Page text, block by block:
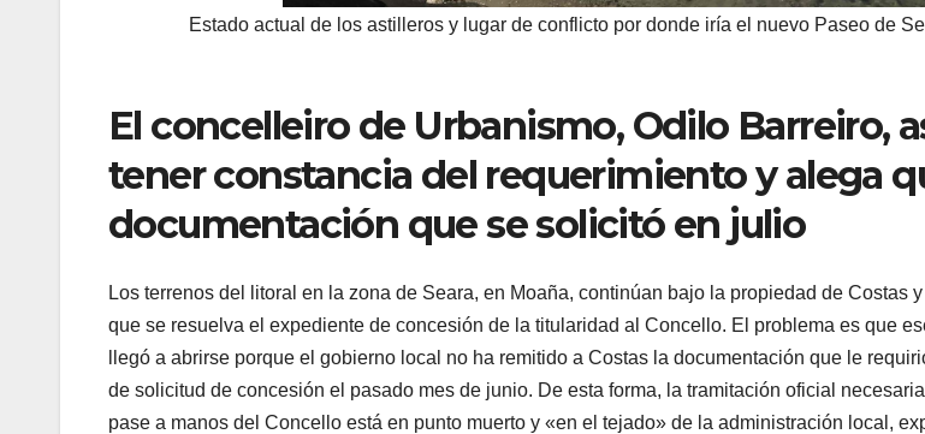
Estado actual de los astilleros y lugar de conflicto por donde iría el nuevo Paseo de
El concelleiro de Urbanismo, Odilo Barreiro,
tener constancia del requerimiento y alega
documentación que se solicitó en julio
Los terrenos del litoral en la zona de Seara, en Moaña, continúan bajo la propiedad de Costas
que se resuelva el expediente de concesión de la titularidad al Concello. El problema es que
llegó a abrirse porque el gobierno local no ha remitido a Costas la documentación que le
de solicitud de concesión el pasado mes de junio. De esta forma, la tramitación oficial
pase a manos del Concello está en punto muerto y «en el tejado» de la administración local,